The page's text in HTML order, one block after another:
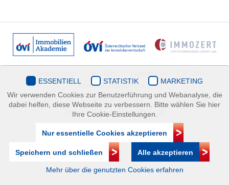
Immobilienakademie
Mariahilfer Straße 116/2.OG/2 1070 Wien | +43(1)505 32 50 |
immobilienakademie@ovi.at
ESSENTIELL STATISTIK
MARKETING
Wir verwenden Cookies zur Benutzerführung und Webanalyse, die
dabei helfen, diese Webseite zu verbessern. Bitte wählen Sie hier
Ihre Cookie-Einstellungen.
Nur essentielle Cookies akzeptieren
Speichern und schließen Alle akzeptieren
Mehr über die genutzten Cookies erfahren